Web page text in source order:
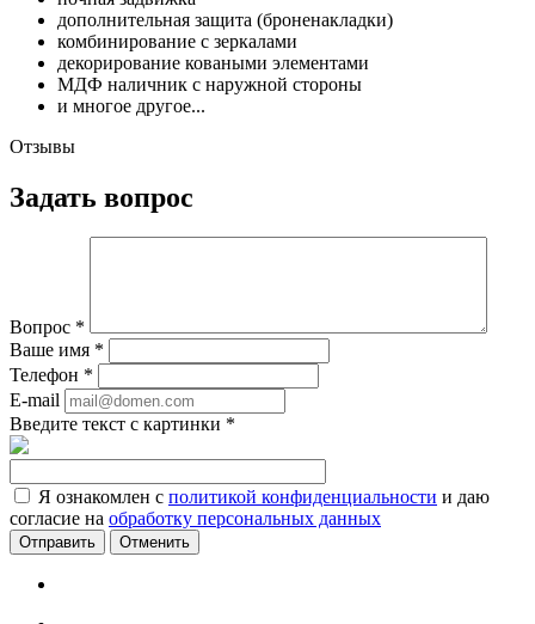
дополнительная защита (броненакладки)
комбинирование с зеркалами
декорирование коваными элементами
МДФ наличник с наружной стороны
и многое другое...
Отзывы
Задать вопрос
Вопрос *
Ваше имя *
Телефон *
E-mail
Введите текст с картинки *
Я ознакомлен с политикой конфиденциальности и даю
согласие на обработку персональных данных
Отменить